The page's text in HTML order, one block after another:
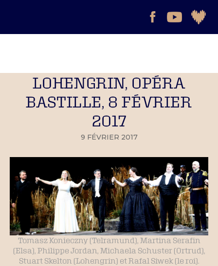
LOHENGRIN, OPÉRA
BASTILLE, 8 FÉVRIER
2017
9 FÉVRIER 2017
Tomasz Konieczny (Telramund), Martina Serafin
(Elsa), Philippe Jordan, Michaela Schuster (Ortrud),
Stuart Skelton (Lohengrin) et Rafal Siwek (le roi).